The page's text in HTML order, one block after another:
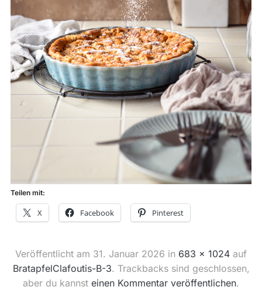
Teilen mit:
X Facebook Pinterest
Veröffentlicht am 31. Januar 2026 in 683 × 1024 auf
BratapfelClafoutis-B-3. Trackbacks sind geschlossen,
aber du kannst einen Kommentar veröffentlichen.